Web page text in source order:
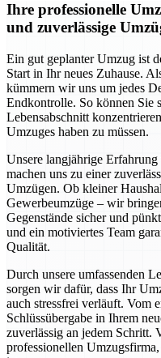
Ihre professionelle
und zuverlässige
Ein gut geplanter Umzug ist
Start in Ihr neues Zuhause.
kümmern wir uns um jedes
Endkontrolle. So können Sie
Lebensabschnitt
Umzuges haben zu müssen.
Unsere langjährige
machen uns zu einer
Umzügen. Ob kleiner
Gewerbeumzüge – wir
Gegenstände sicher und
und ein motiviertes Team
Qualität.
Durch unsere umfassenden
sorgen wir dafür, dass Ihr
auch stressfrei verläuft. Vom
Schlüssübergabe in Ihrem
zuverlässig an jedem Schritt.
professionellen